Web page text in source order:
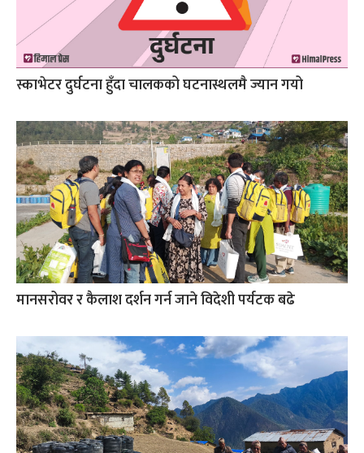
स्काभेटर दुर्घटना हुँदा चालकको घटनास्थलमै ज्यान गयो
मानसरोवर र कैलाश दर्शन गर्न जाने विदेशी पर्यटक बढे